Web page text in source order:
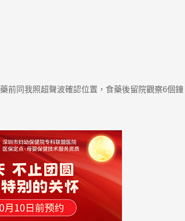
同我照超聲波確認位置，食藥後留院觀察6個鐘